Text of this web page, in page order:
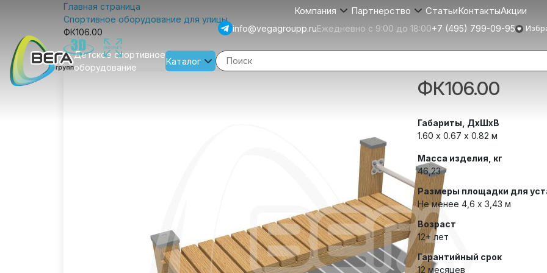
Компания Партнерство СтатьиКонтактыАкции
info@vegagroupp.ruЕжедневно с 9:00 до 18:00+7 (495) 799-09-95
Детское спортивное
оборудование
Каталог
Главная страница
Спортивное оборудование для улицы
ФК106.00
Скамья
ФК106.00
Габариты, ДхШхВ
1.60 х 0.67 x 0.82 м
Масса изделия, кг
46,23
Размеры площадки для
Не менее 4,6 х 3,43 м
Возраст
12+ лет
Гарантийный срок
12 месяцев